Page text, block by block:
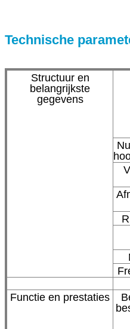
Technische
Structuur en
belangrijkste
gegevens
Functie en prestaties